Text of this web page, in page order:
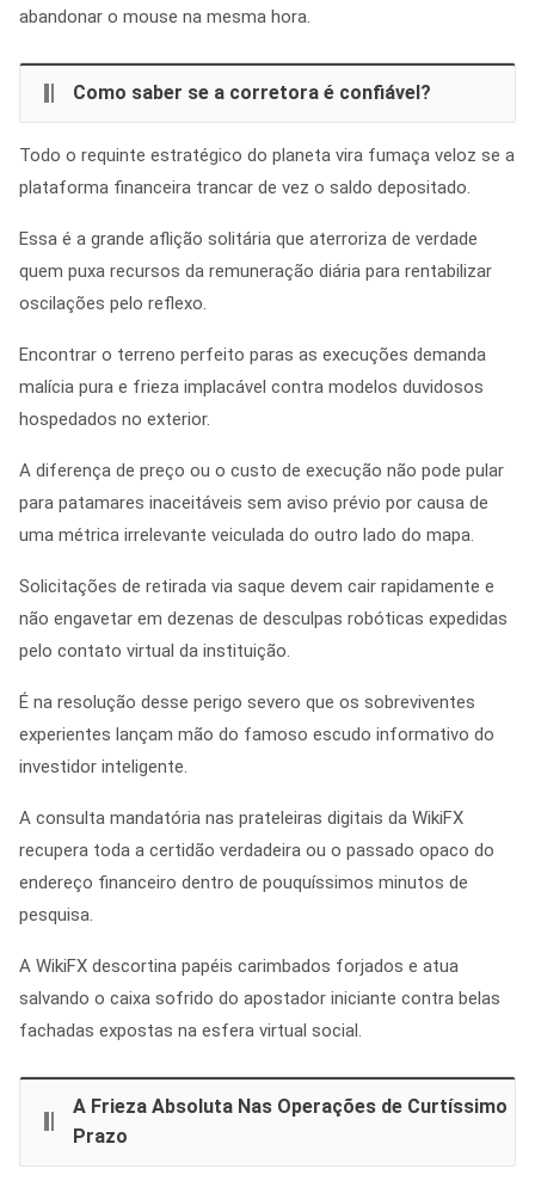
abandonar o mouse na mesma hora.
Como saber se a corretora é confiável?
Todo o requinte estratégico do planeta vira fumaça veloz se a
plataforma financeira trancar de vez o saldo depositado.
Essa é a grande aflição solitária que aterroriza de verdade
quem puxa recursos da remuneração diária para rentabilizar
oscilações pelo reflexo.
Encontrar o terreno perfeito paras as execuções demanda
malícia pura e frieza implacável contra modelos duvidosos
hospedados no exterior.
A diferença de preço ou o custo de execução não pode pular
para patamares inaceitáveis sem aviso prévio por causa de
uma métrica irrelevante veiculada do outro lado do mapa.
Solicitações de retirada via saque devem cair rapidamente e
não engavetar em dezenas de desculpas robóticas expedidas
pelo contato virtual da instituição.
É na resolução desse perigo severo que os sobreviventes
experientes lançam mão do famoso escudo informativo do
investidor inteligente.
A consulta mandatória nas prateleiras digitais da WikiFX
recupera toda a certidão verdadeira ou o passado opaco do
endereço financeiro dentro de pouquíssimos minutos de
pesquisa.
A WikiFX descortina papéis carimbados forjados e atua
salvando o caixa sofrido do apostador iniciante contra belas
fachadas expostas na esfera virtual social.
A Frieza Absoluta Nas Operações de Curtíssimo
Prazo